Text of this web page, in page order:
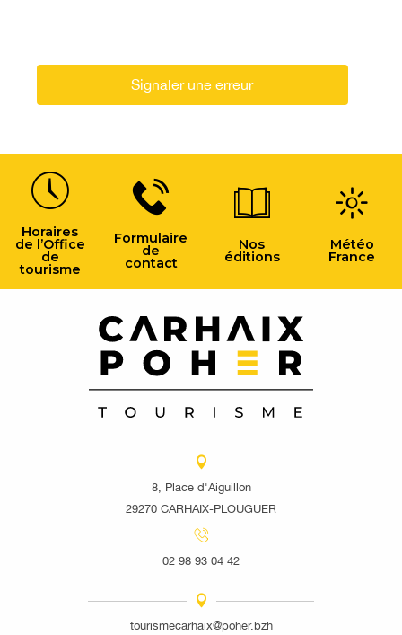
Signaler une erreur
Horaires
de l’Office
de
tourisme
Formulaire
de
contact
Nos
éditions
Météo
France
8, Place d'Aiguillon
29270 CARHAIX-PLOUGUER
02 98 93 04 42
tourismecarhaix@poher.bzh